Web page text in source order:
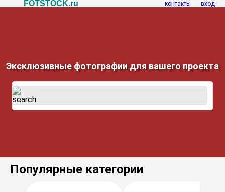
FOTSTOCK.ru контакты вход
Эксклюзивные фотографии для вашего проекта
Популярные категории